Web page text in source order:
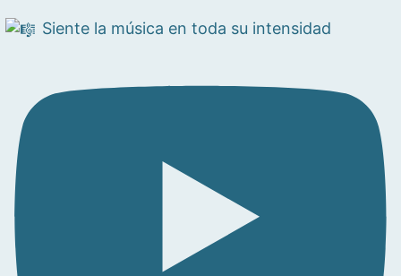
Siente la música en toda su intensidad